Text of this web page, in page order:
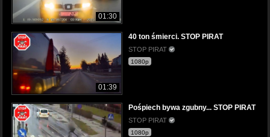
01:30
01:39
40 ton śmierci. STOP PIRAT
STOP PIRAT
1080p
Pośpiech bywa zgubny... STOP PIRAT
STOP PIRAT
1080p